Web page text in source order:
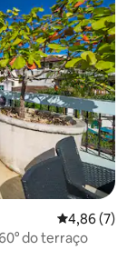
4,86 de uma
4,86 (7)
do terraço